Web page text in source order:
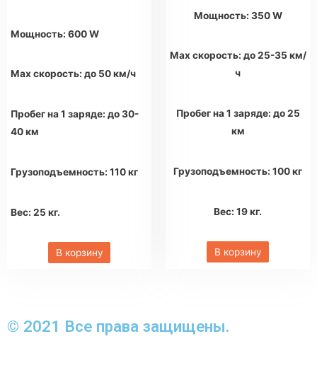
Мощность: 600 W
Max скорость: до 50 км/ч
Пробег на 1 заряде: до 30-
40 км
Грузоподъемность: 110 кг
Вес: 25 кг.
В корзину
Мощность: 350 W
Max скорость: до 25-35 км/
ч
Пробег на 1 заряде: до 25
км
Грузоподъемность: 100 кг
Вес: 19 кг.
В корзину
© 2021 Все права защищены.